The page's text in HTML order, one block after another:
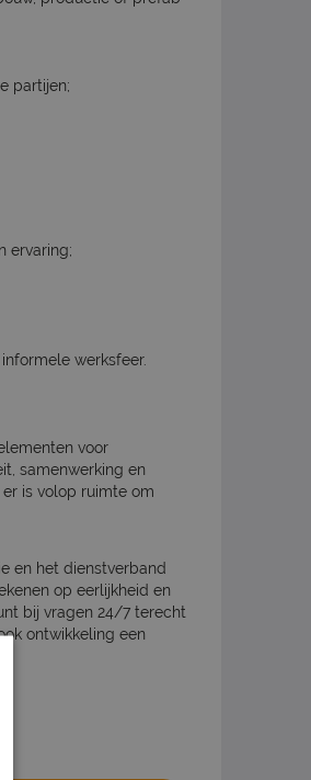
partijen;
ervaring;
werksfeer.
voor
samenwerking en
is volop ruimte om
en het dienstverband
op eerlijkheid en
bij vragen 24/7 terecht
ontwikkeling een